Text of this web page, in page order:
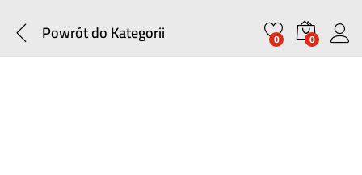
Powrót doKategorii 0 0